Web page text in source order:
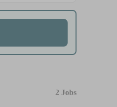
2 Jobs